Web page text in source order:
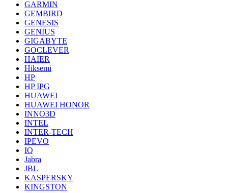
GARMIN
GEMBIRD
GENESIS
GENIUS
GIGABYTE
GOCLEVER
HAIER
Hiksemi
HP
HP IPG
HUAWEI
HUAWEI HONOR
INNO3D
INTEL
INTER-TECH
IPEVO
IQ
Jabra
JBL
KASPERSKY
KINGSTON